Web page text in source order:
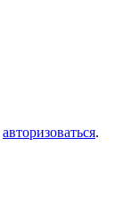
авторизоваться.